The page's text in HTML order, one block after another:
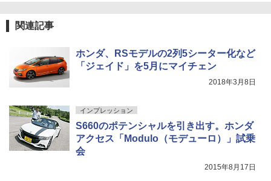
関連記事
ホンダ、RSモデルの2列5シーター化など
「ジェイド」を5月にマイチェン
2018年3月8日
インプレッション
S660のポテンシャルを引き出す。ホンダ
アクセス「Modulo（モデューロ）」試乗
会
2015年8月17日